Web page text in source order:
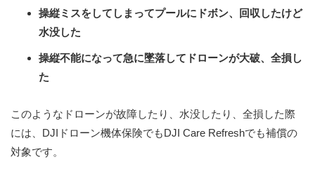
操縦ミスをしてしまってプールにドボン、回収したけど
水没した
操縦不能になって急に墜落してドローンが大破、全損し
た
このようなドローンが故障したり、水没したり、全損した際
には、DJIドローン機体保険でもDJI Care Refreshでも補償の
対象です。